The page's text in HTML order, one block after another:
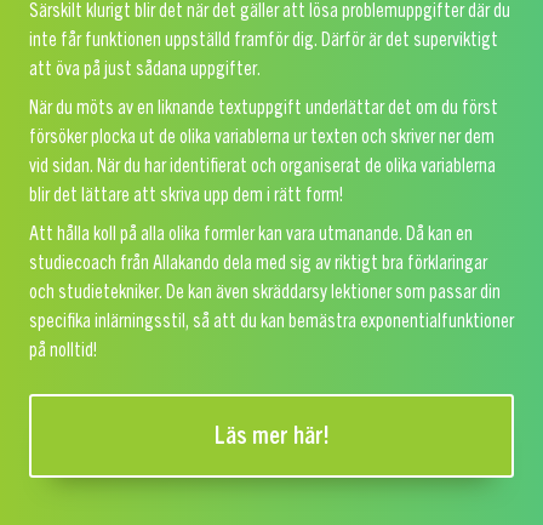
Särskilt klurigt blir det när det gäller att lösa problemuppgifter där du
inte får funktionen uppställd framför dig. Därför är det superviktigt
att öva på just sådana uppgifter.
När du möts av en liknande textuppgift underlättar det om du först
försöker plocka ut de olika variablerna ur texten och skriver ner dem
vid sidan. När du har identifierat och organiserat de olika variablerna
blir det lättare att skriva upp dem i rätt form!
Att hålla koll på alla olika formler kan vara utmanande. Då kan en
studiecoach från Allakando dela med sig av riktigt bra förklaringar
och studietekniker. De kan även skräddarsy lektioner som passar din
specifika inlärningsstil, så att du kan bemästra exponentialfunktioner
på nolltid!
Läs mer här!